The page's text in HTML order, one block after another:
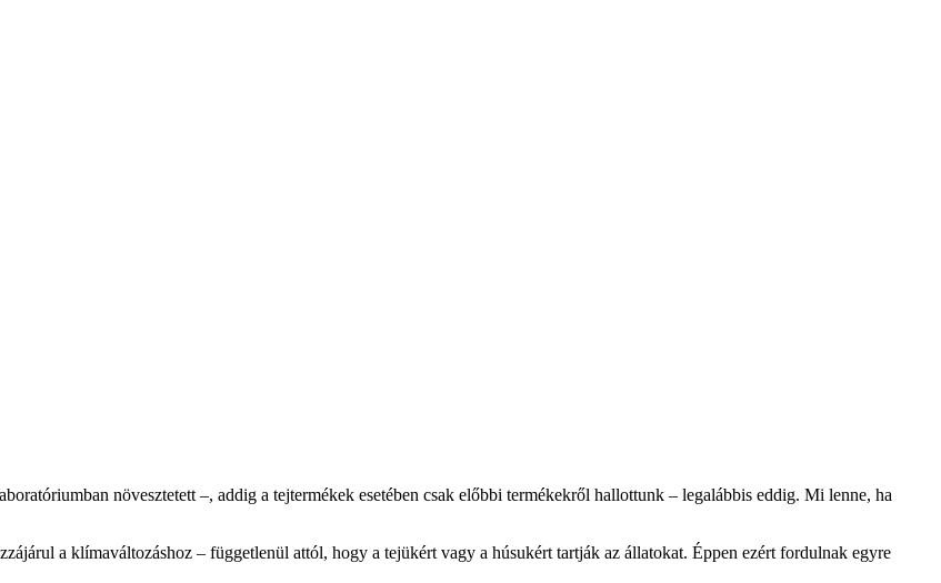
növesztetett –, addig a tejtermékek esetében csak előbbi termékekről hallottunk – legalábbis eddig. Mi lenne, ha
a klímaváltozáshoz – függetlenül attól, hogy a tejükért vagy a húsukért tartják az állatokat. Éppen ezért fordulnak egyre